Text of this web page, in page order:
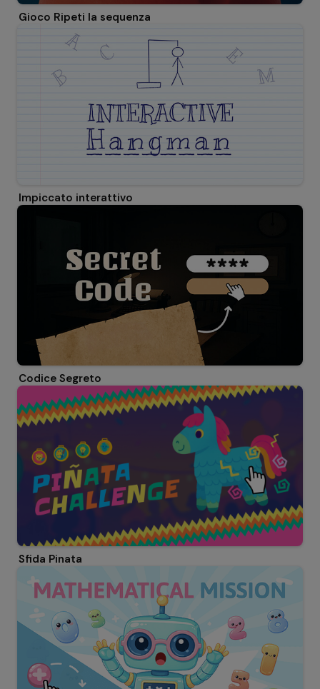
Gioco Ripeti la sequenza
Impiccato interattivo
Codice Segreto
Sfida Pinata